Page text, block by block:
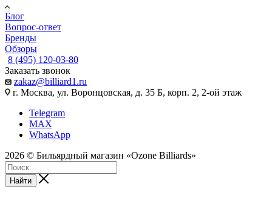
Блог
Вопрос-ответ
Бренды
Обзоры
8 (495) 120-03-80
Заказать звонок
zakaz@billiard1.ru
г. Москва, ул. Воронцовская, д. 35 Б, корп. 2, 2-ой этаж
Telegram
MAX
WhatsApp
2026 © Бильярдный магазин «Ozone Billiards»
Найти